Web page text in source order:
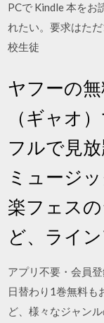
PCで Kindle 本をお
れたい。要求はた
校生徒
ヤフーの
（ギャオ
フルで見
ミュージ
楽フェス
ど、ライ
アプリ不要・会員
日替わり1巻無料も
ど、様々なジャン